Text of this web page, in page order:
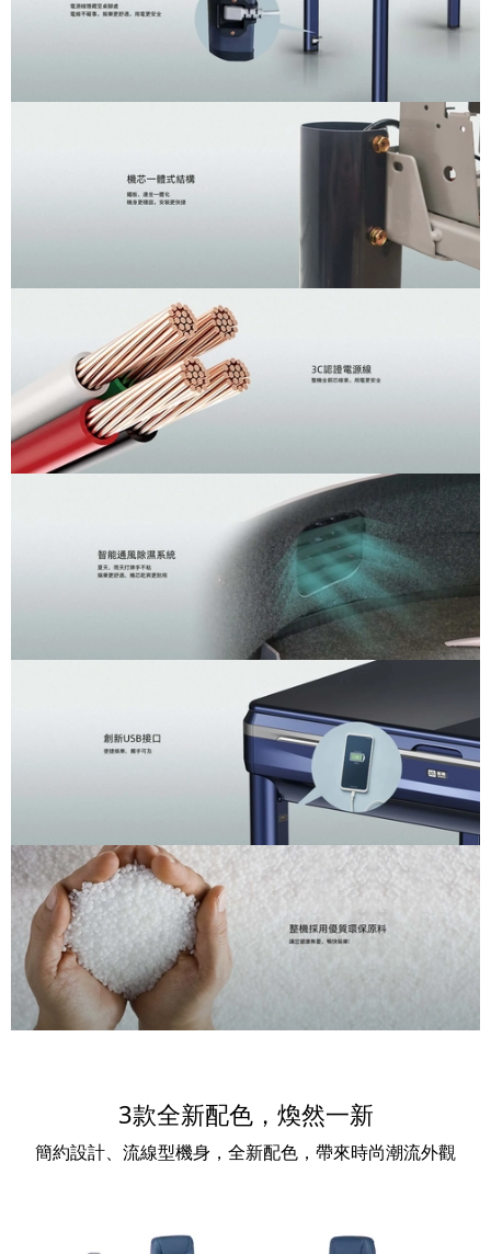
3款全新配色，煥然一新
簡約設計、流線型機身，全新配色，帶來時尚潮流外觀